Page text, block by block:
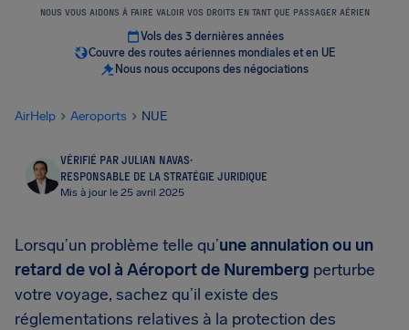
NOUS VOUS AIDONS À FAIRE VALOIR VOS DROITS EN TANT QUE PASSAGER AÉRIEN
Vols des 3 dernières années
Couvre des routes aériennes mondiales et en UE
Nous nous occupons des négociations
AirHelp Aeroports NUE
VÉRIFIÉ PAR JULIAN NAVAS·
RESPONSABLE DE LA STRATÉGIE JURIDIQUE
Mis à jour le 25 avril 2025
Lorsqu’un problème telle qu’une annulation ou un
retard de vol à Aéroport de Nuremberg perturbe
votre voyage, sachez qu’il existe des
réglementations relatives à la protection des